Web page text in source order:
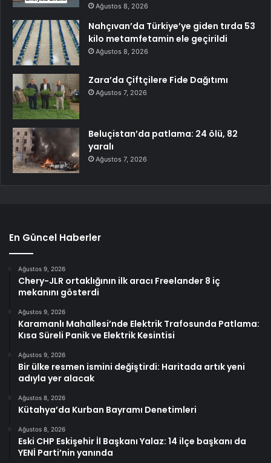
Ağustos 8, 2026
Nahçıvan’da Türkiye’ye giden tırda 53
kilo metamfetamin ele geçirildi
Ağustos 8, 2026
Zara’da Çiftçilere Fide Dağıtımı
Ağustos 7, 2026
Beluçistan’da patlama: 24 ölü, 82
yaralı
Ağustos 7, 2026
En Güncel Haberler
Ağustos 9, 2026
Chery-JLR ortaklığının ilk aracı Freelander 8 iç
mekanını gösterdi
Ağustos 9, 2026
Karamanlı Mahallesi’nde Elektrik Trafosunda Patlama:
Kısa Süreli Panik ve Elektrik Kesintisi
Ağustos 9, 2026
Bir ülke resmen ismini değiştirdi: Haritada artık yeni
adıyla yer alacak
Ağustos 8, 2026
Kütahya’da Kurban Bayramı Denetimleri
Ağustos 8, 2026
Eski CHP Eskişehir İl Başkanı Yalaz: 14 ilçe başkanı da
YENİ Parti’nin yanında